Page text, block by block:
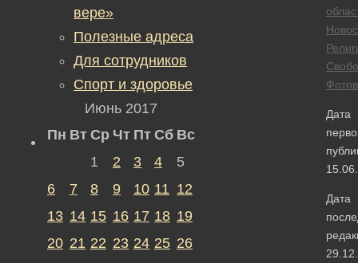
Дата
Дата
вере»
Полезные адреса
Для сотрудников
Спорт и здоровье
Июнь 2017
Пн Вт Ср Чт Пт Сб Вс
1
2 3 4
5
6
7 8 9 10 11 12
13 14 15 16 17 18 19
20 21 22 23 24 25 26